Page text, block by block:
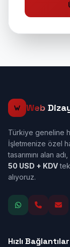
Web
Türkiye geneline
İşletmenize özel
tasarımını alan
50 USD + KDV
alıyoruz.
Hızlı Bağlantılar